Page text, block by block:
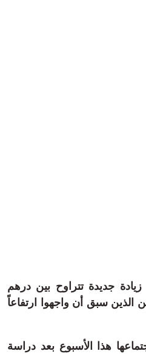
جديدة تتراوح بين درهم
الذين سبق أن واجهوا ارتفاعاً
هذا الأسبوع بعد دراسة